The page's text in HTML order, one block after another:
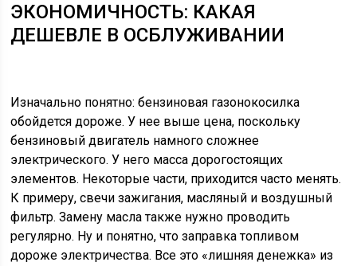
ЭКОНОМИЧНОСТЬ: КАКАЯ
ДЕШЕВЛЕ В ОСБЛУЖИВАНИИ
Изначально понятно: бензиновая газонокосилка
обойдется дороже. У нее выше цена, поскольку
бензиновый двигатель намного сложнее
электрического. У него масса дорогостоящих
элементов. Некоторые части, приходится часто менять.
К примеру, свечи зажигания, масляный и воздушный
фильтр. Замену масла также нужно проводить
регулярно. Ну и понятно, что заправка топливом
дороже электричества. Все это «лишняя денежка» из